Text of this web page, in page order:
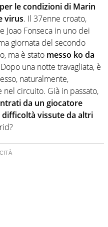
le condizioni di Marin
virus. Il 37enne croato,
Joao Fonseca in uno dei
giornata del secondo
ma è stato messo ko da
una notte travagliata, è
naturalmente,
nel circuito. Già in passato,
da un giocatore
vissute da altri